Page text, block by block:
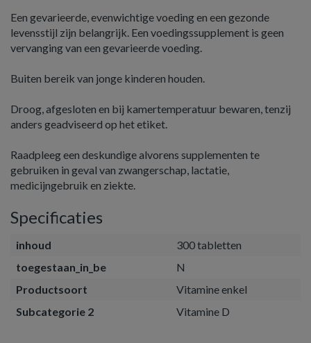
Een gevarieerde, evenwichtige voeding en een gezonde
levensstijl zijn belangrijk. Een voedingssupplement is geen
vervanging van een gevarieerde voeding.
Buiten bereik van jonge kinderen houden.
Droog, afgesloten en bij kamertemperatuur bewaren, tenzij
anders geadviseerd op het etiket.
Raadpleeg een deskundige alvorens supplementen te
gebruiken in geval van zwangerschap, lactatie,
medicijngebruik en ziekte.
Specificaties
inhoud
300 tabletten
toegestaan_in_be
N
Productsoort
Vitamine enkel
Subcategorie 2
Vitamine D